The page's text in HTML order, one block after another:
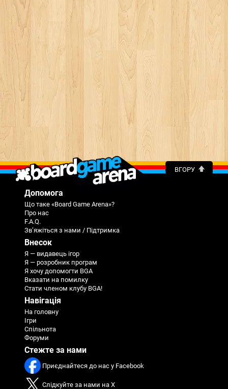
ВГОРУ
Допомога
Що таке «Board Game Arena»?
Про нас
F.A.Q.
Зв’яжіться з нами / Підтримка
Внесок
Я — видавець ігор
Я — розробник програм
Я хочу допомогти BGA
Вказати на помилку
Стати членом клубу BGA!
Навігація
На головну
Ігри
Спільнота
Форуми
Стежте за нами
Приєднайтеся до нас у Facebook
Слідкуйте за нами на X